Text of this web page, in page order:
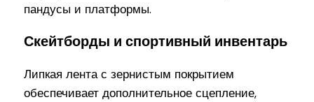
пандусы и платформы.
Скейтборды и спортивный инвентарь
Липкая лента с зернистым покрытием
обеспечивает дополнительное сцепление,